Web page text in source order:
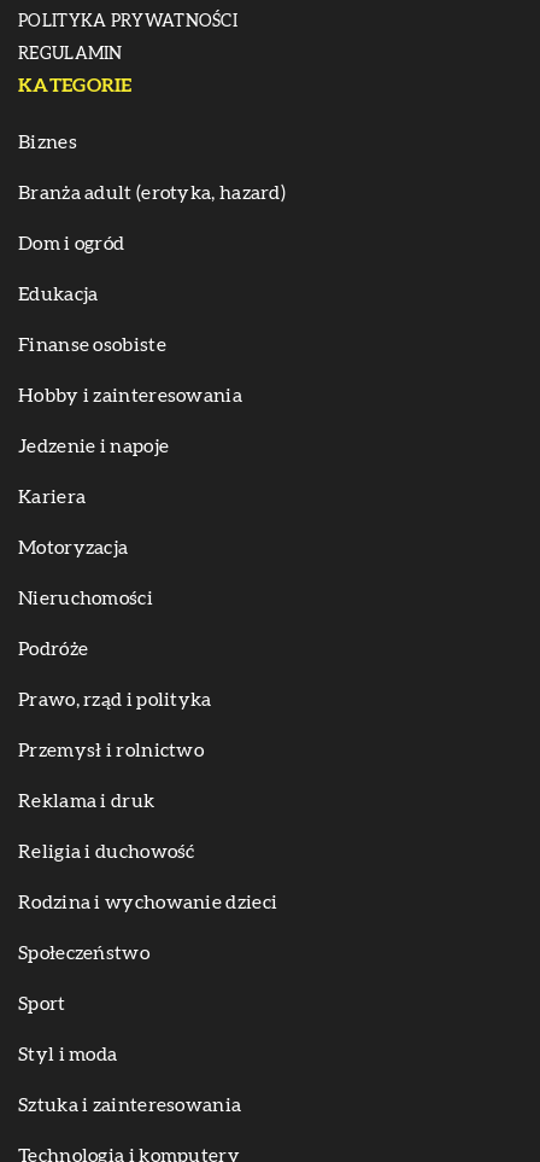
POLITYKA PRYWATNOŚCI
REGULAMIN
KATEGORIE
Biznes
Branża adult (erotyka, hazard)
Dom i ogród
Edukacja
Finanse osobiste
Hobby i zainteresowania
Jedzenie i napoje
Kariera
Motoryzacja
Nieruchomości
Podróże
Prawo, rząd i polityka
Przemysł i rolnictwo
Reklama i druk
Religia i duchowość
Rodzina i wychowanie dzieci
Społeczeństwo
Sport
Styl i moda
Sztuka i zainteresowania
Technologia i komputery